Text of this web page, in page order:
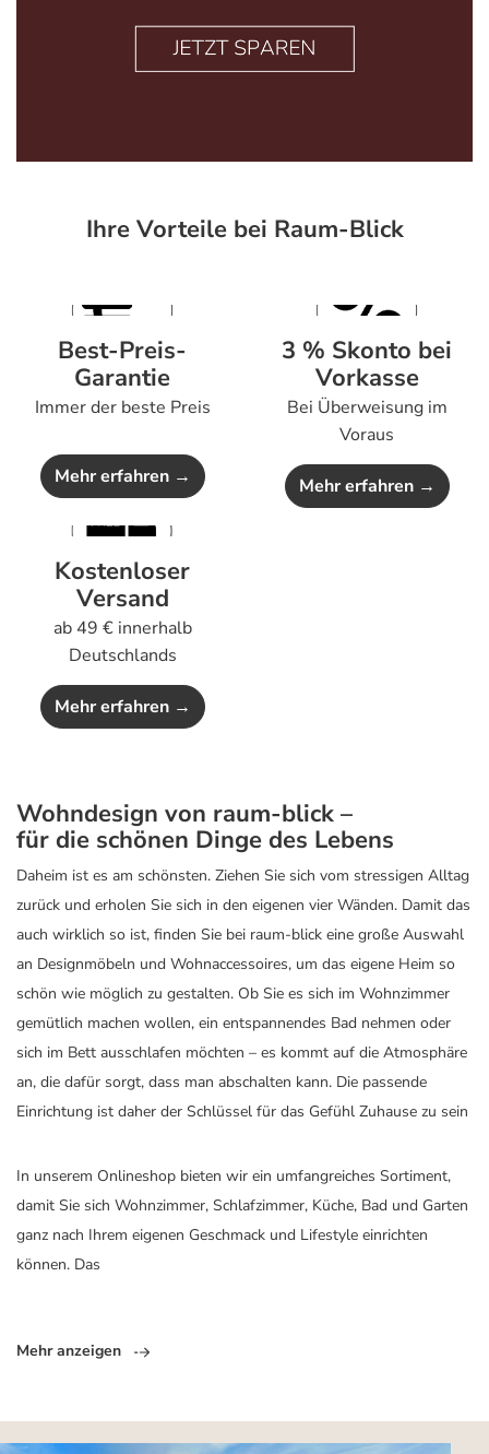
Ihre Vorteile bei Raum-Blick
Best-Preis-
Garantie
Immer der beste Preis
Mehr erfahren →
3 % Skonto bei
Vorkasse
Bei Überweisung im
Voraus
Mehr erfahren →
Kostenloser
Versand
ab 49 € innerhalb
Deutschlands
Mehr erfahren →
Wohndesign von raum-blick –
für die schönen Dinge des Lebens
Daheim ist es am schönsten. Ziehen Sie sich vom stressigen Alltag
zurück und erholen Sie sich in den eigenen vier Wänden. Damit das
auch wirklich so ist, finden Sie bei raum-blick eine große Auswahl
an Designmöbeln und Wohnaccessoires, um das eigene Heim so
schön wie möglich zu gestalten. Ob Sie es sich im Wohnzimmer
gemütlich machen wollen, ein entspannendes Bad nehmen oder
sich im Bett ausschlafen möchten – es kommt auf die Atmosphäre
an, die dafür sorgt, dass man abschalten kann. Die passende
Einrichtung ist daher der Schlüssel für das Gefühl Zuhause zu sein
In unserem Onlineshop bieten wir ein umfangreiches Sortiment,
damit Sie sich Wohnzimmer, Schlafzimmer, Küche, Bad und Garten
ganz nach Ihrem eigenen Geschmack und Lifestyle einrichten
können. Das
Mehr anzeigen